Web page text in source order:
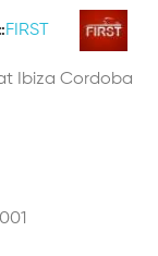
FIRST
Ibiza Cordoba